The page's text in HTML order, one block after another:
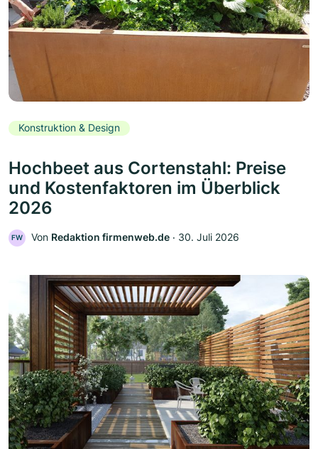
Konstruktion & Design
Hochbeet aus Cortenstahl: Preise
und Kostenfaktoren im Überblick
2026
FW Von Redaktion firmenweb.de ‧ 30. Juli 2026